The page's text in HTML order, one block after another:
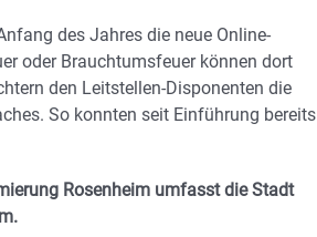
des Jahres die neue Online-
oder Brauchtumsfeuer können dort
den Leitstellen-Disponenten die
So konnten seit Einführung bereits
Rosenheim umfasst die Stadt